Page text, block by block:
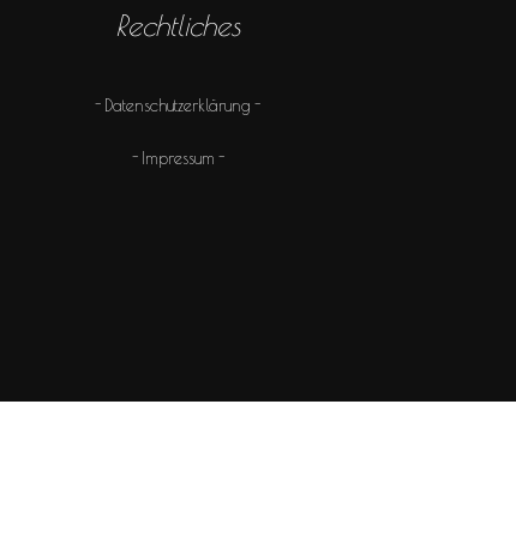
Rechtliches
Datenschutzerklärung
Impressum